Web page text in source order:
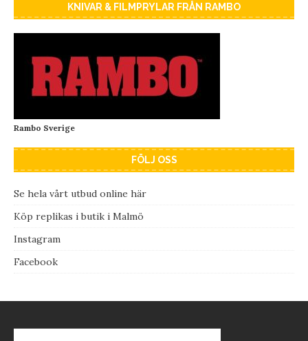
KNIVAR & FILMPRYLAR FRÅN RAMBO
Rambo Sverige
FÖLJ OSS
Se hela vårt utbud online här
Köp replikas i butik i Malmö
Instagram
Facebook